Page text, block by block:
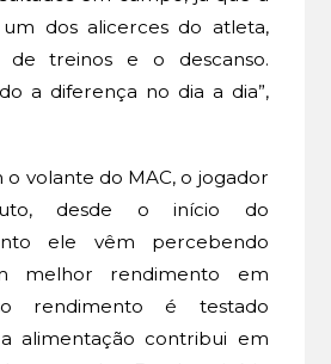
dos alicerces do atleta,
treinos e o descanso.
a diferença no dia a dia”,
volante do MAC, o jogador
desde o início do
ele vêm percebendo
melhor rendimento em
rendimento é testado
alimentação contribui em